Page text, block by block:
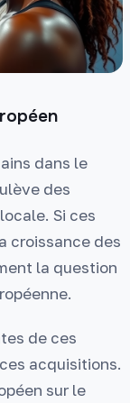
dans le
des
Si ces
croissance des
la question
de ces
acquisitions.
sur le